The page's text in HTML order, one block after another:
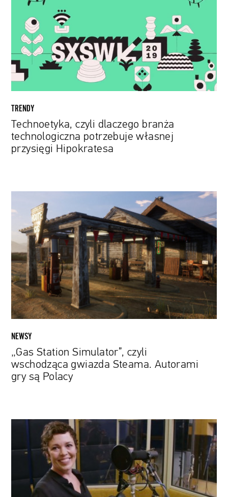
technologiczna
potrzebuje
własnej
przysięgi
Hipokratesa
TRENDY
Technoetyka, czyli dlaczego branża
technologiczna potrzebuje własnej
przysięgi Hipokratesa
Station
Simulator”,
czyli
wschodząca
gwiazda
Steama.
Autorami
gry
są
Polacy
NEWSY
„Gas Station Simulator”, czyli
wschodząca gwiazda Steama. Autorami
gry są Polacy
i